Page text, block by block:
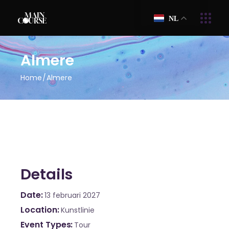
NL
Almere
Home Almere
Details
Date 13 februari 2027
Location Kunstlinie
Event Types Tour